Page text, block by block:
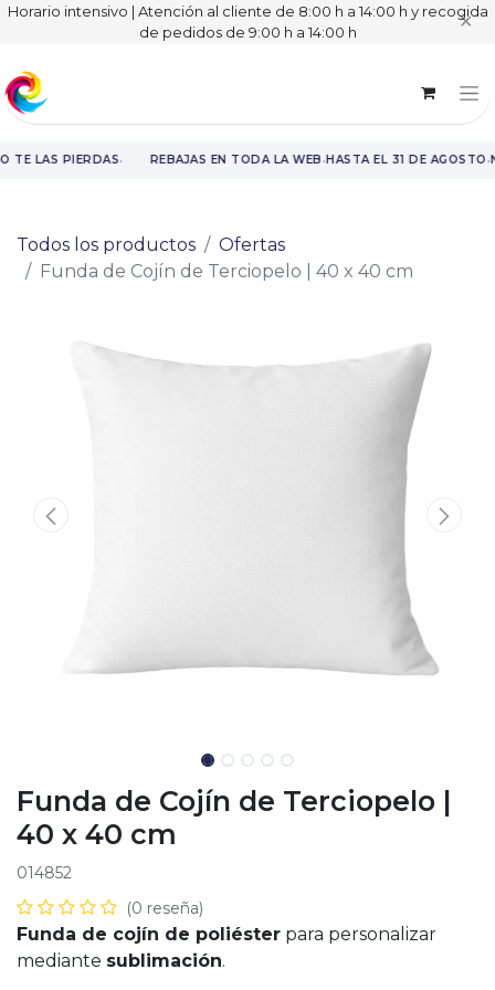
Horario intensivo | Atención al cliente de 8:00 h a 14:00 h y recogida
de pedidos de 9:00 h a 14:00 h
✕
TE LAS PIERDAS· REBAJAS EN TODA LA WEB·HASTA EL 31 DE AGOSTO·
Todos los productos
Ofertas
Funda de Cojín de Terciopelo | 40 x 40 cm
Funda de Cojín de Terciopelo |
40 x 40 cm
014852
(0 reseña)
Funda de cojín de poliéster para personalizar
mediante sublimación.